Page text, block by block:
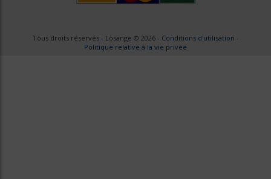
Tous droits réservés - Losange © 2026 - Conditions d'utilisation -
Politique relative à la vie privée